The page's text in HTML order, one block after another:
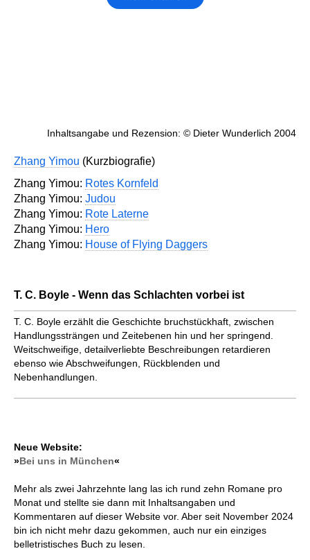
Inhaltsangabe und Rezension: © Dieter Wunderlich 2004
Zhang Yimou (Kurzbiografie)
Zhang Yimou: Rotes Kornfeld
Zhang Yimou: Judou
Zhang Yimou: Rote Laterne
Zhang Yimou: Hero
Zhang Yimou: House of Flying Daggers
T. C. Boyle - Wenn das Schlachten vorbei ist
T. C. Boyle erzählt die Geschichte bruchstückhaft, zwischen
Handlungssträngen und Zeitebenen hin und her springend.
Weitschweifige, detailverliebte Beschreibungen retardieren
ebenso wie Abschweifungen, Rückblenden und
Nebenhandlungen.
Neue Website:
»Bei uns in München«
Mehr als zwei Jahrzehnte lang las ich rund zehn Romane pro
Monat und stellte sie dann mit Inhaltsangaben und
Kommentaren auf dieser Website vor. Aber seit November 2024
bin ich nicht mehr dazu gekommen, auch nur ein einziges
belletristisches Buch zu lesen.